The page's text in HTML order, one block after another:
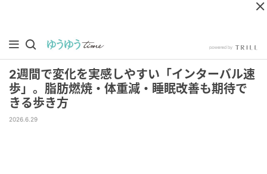
2週間で変化を実感しやすい「インターバル速
歩」。脂肪燃焼・体重減・睡眠改善も期待で
きる歩き方
2026.6.29